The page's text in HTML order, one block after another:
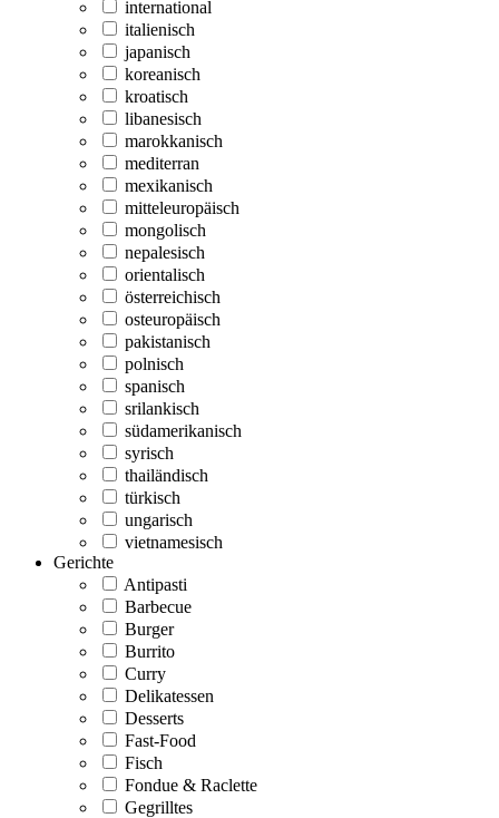
international
italienisch
japanisch
koreanisch
kroatisch
libanesisch
marokkanisch
mediterran
mexikanisch
mitteleuropäisch
mongolisch
nepalesisch
orientalisch
österreichisch
osteuropäisch
pakistanisch
polnisch
spanisch
srilankisch
südamerikanisch
syrisch
thailändisch
türkisch
ungarisch
vietnamesisch
Gerichte
Antipasti
Barbecue
Burger
Burrito
Curry
Delikatessen
Desserts
Fast-Food
Fisch
Fondue & Raclette
Gegrilltes